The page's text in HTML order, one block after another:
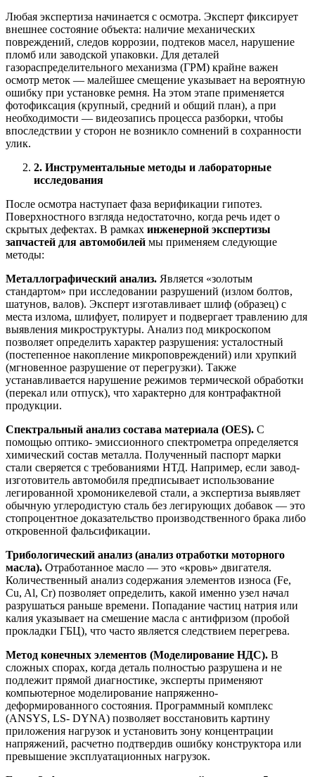
Любая экспертиза начинается с осмотра. Эксперт фиксирует
внешнее состояние объекта: наличие механических
повреждений, следов коррозии, подтеков масел, нарушение
пломб или заводской упаковки. Для деталей
газораспределительного механизма (ГРМ) крайне важен
осмотр меток — малейшее смещение указывает на вероятную
ошибку при установке ремня. На этом этапе применяется
фотофиксация (крупный, средний и общий план), а при
необходимости — видеозапись процесса разборки, чтобы
впоследствии у сторон не возникло сомнений в сохранности
улик.
2. Инструментальные методы и лабораторные
исследования
После осмотра наступает фаза верификации гипотез.
Поверхностного взгляда недостаточно, когда речь идет о
скрытых дефектах. В рамках инженерной экспертизы
запчастей для автомобилей мы применяем следующие
методы:
Металлографический анализ. Является «золотым
стандартом» при исследовании разрушений (излом болтов,
шатунов, валов). Эксперт изготавливает шлиф (образец) с
места излома, шлифует, полирует и подвергает травлению для
выявления микроструктуры. Анализ под микроскопом
позволяет определить характер разрушения: усталостный
(постепенное накопление микроповреждений) или хрупкий
(мгновенное разрушение от перегрузки). Также
устанавливается нарушение режимов термической обработки
(перекал или отпуск), что характерно для контрафактной
продукции.
Спектральный анализ состава материала (OES). С
помощью оптико- эмиссионного спектрометра определяется
химический состав металла. Полученный паспорт марки
стали сверяется с требованиями НТД. Например, если завод-
изготовитель автомобиля предписывает использование
легированной хромоникелевой стали, а экспертиза выявляет
обычную углеродистую сталь без легирующих добавок — это
стопроцентное доказательство производственного брака либо
откровенной фальсификации.
Трибологический анализ (анализ отработки моторного
масла). Отработанное масло — это «кровь» двигателя.
Количественный анализ содержания элементов износа (Fe,
Cu, Al, Cr) позволяет определить, какой именно узел начал
разрушаться раньше времени. Попадание частиц натрия или
калия указывает на смешение масла с антифризом (пробой
прокладки ГБЦ), что часто является следствием перегрева.
Метод конечных элементов (Моделирование НДС). В
сложных спорах, когда деталь полностью разрушена и не
подлежит прямой диагностике, эксперты применяют
компьютерное моделирование напряженно-
деформированного состояния. Программный комплекс
(ANSYS, LS- DYNA) позволяет восстановить картину
приложения нагрузок и установить зону концентрации
напряжений, расчетно подтвердив ошибку конструктора или
превышение эксплуатационных нагрузок.